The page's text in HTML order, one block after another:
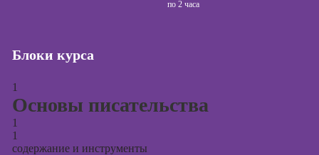
по 2 часа
Блоки курса
1
Основы писательства
1
1
содержание и инструменты